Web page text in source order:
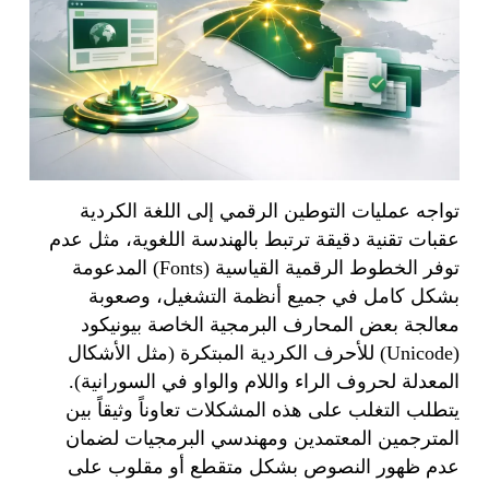
تواجه عمليات التوطين الرقمي إلى اللغة الكردية
عقبات تقنية دقيقة ترتبط بالهندسة اللغوية، مثل عدم
توفر الخطوط الرقمية القياسية (Fonts) المدعومة
بشكل كامل في جميع أنظمة التشغيل، وصعوبة
معالجة بعض المحارف البرمجية الخاصة بيونيكود
(Unicode) للأحرف الكردية المبتكرة (مثل الأشكال
المعدلة لحروف الراء واللام والواو في السورانية).
يتطلب التغلب على هذه المشكلات تعاوناً وثيقاً بين
المترجمين المعتمدين ومهندسي البرمجيات لضمان
عدم ظهور النصوص بشكل متقطع أو مقلوب على